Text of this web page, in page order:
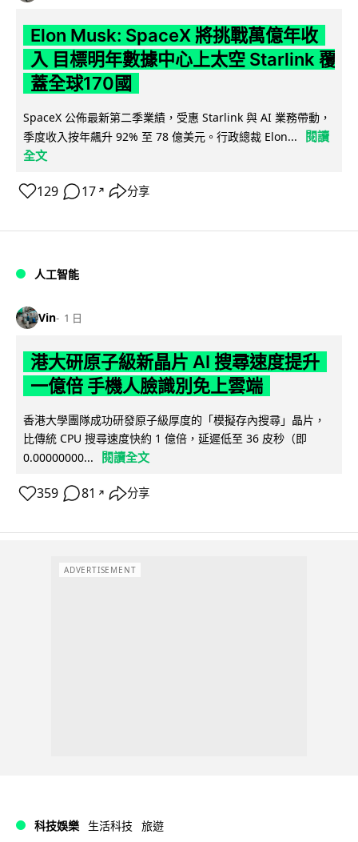
Elon Musk: SpaceX 將挑戰萬億年收
入 目標明年數據中心上太空 Starlink 覆
蓋全球170國
SpaceX 公佈最新第二季業績，受惠 Starlink 與 AI 業務帶動，
季度收入按年飆升 92% 至 78 億美元。行政總裁 Elon...
閱讀
全文
129 17 ↗ 分享
人工智能
Vin 1 日
港大研原子級新晶片 AI 搜尋速度提升
一億倍 手機人臉識別免上雲端
香港大學團隊成功研發原子級厚度的「模擬存內搜尋」晶片，
比傳統 CPU 搜尋速度快約 1 億倍，延遲低至 36 皮秒（即
0.00000000...
閱讀全文
359 81 ↗ 分享
ADVERTISEMENT
科技娛樂 生活科技 旅遊